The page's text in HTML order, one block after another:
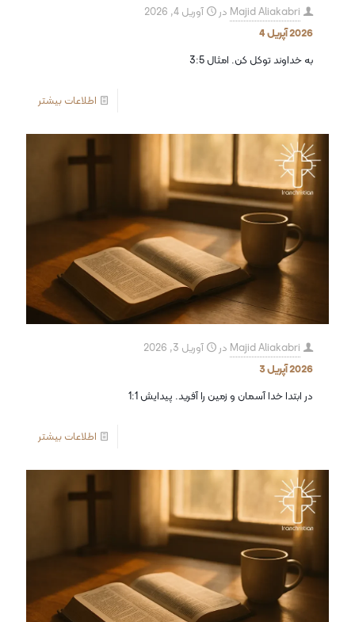
Majid Aliakabri در
آوریل 4, 2026
2026 آپریل 4
به خداوند توکل کن. امثال 3:5
اطلاعات بیشتر
Majid Aliakabri در
آوریل 3, 2026
2026 آپریل 3
در ابتدا خدا آسمان و زمین را آفرید. پیدایش 1:1
اطلاعات بیشتر